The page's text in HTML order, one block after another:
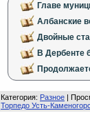
Главе
Албанские
Двойные
В Дербенте
Категория: Разное |
Торпедо Усть-